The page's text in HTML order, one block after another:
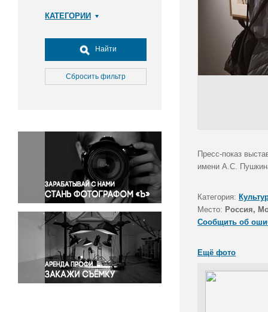
КАТЕГОРИИ
Досуг, туризм и отдых
Культура
Медицина
Окружающая среда
Политика
Правосудие
Происшествия и конфликты
Религия
Светская жизнь
Спорт
Экология
Экономика и бизнес
Найти
Сбросить фильтр
Пресс-показ
имени А.С.
Категория:
Место: Россия,
Сообщить об
Ещё фото